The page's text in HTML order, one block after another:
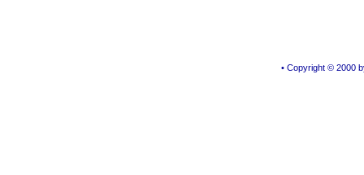
• Copyright © 2000